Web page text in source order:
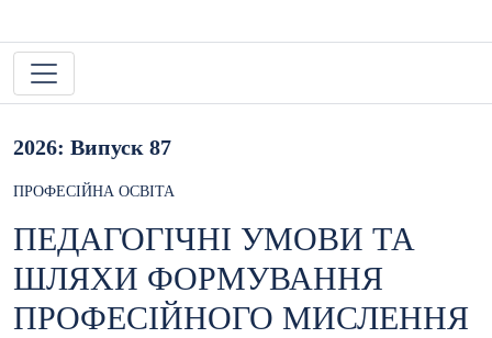
2026: Випуск 87
ПРОФЕСІЙНА ОСВІТА
ПЕДАГОГІЧНІ УМОВИ ТА
ШЛЯХИ ФОРМУВАННЯ
ПРОФЕСІЙНОГО МИСЛЕННЯ